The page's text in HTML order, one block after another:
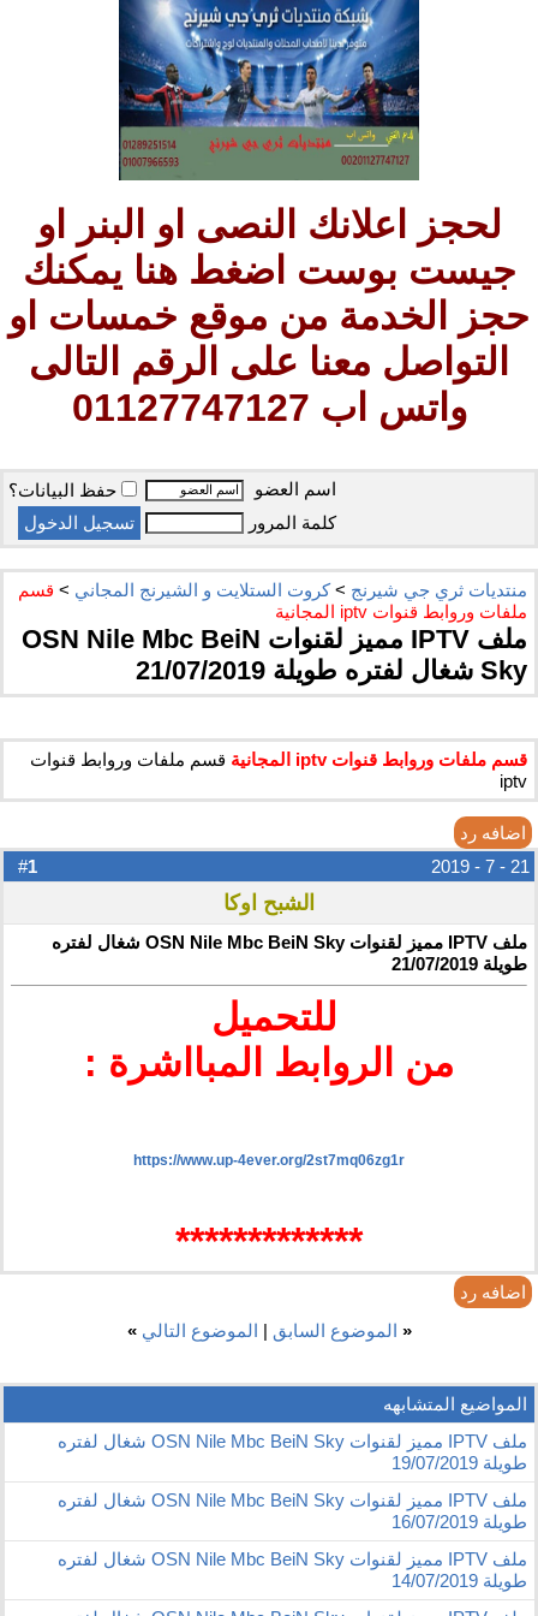
لحجز اعلانك النصى او البنر او
جيست بوست اضغط هنا يمكنك
حجز الخدمة من موقع خمسات او
التواصل معنا على الرقم التالى
واتس اب 01127747127
اسم العضو
حفظ البيانات؟
كلمة المرور
منتديات ثري جي شيرنج >كروت الستلايت و الشيرنج المجاني > قسم
ملفات وروابط قنوات iptv المجانية
ملف IPTV مميز لقنوات OSN Nile Mbc BeiN
Sky شغال لفتره طويلة 21/07/2019
قسم ملفات وروابط قنوات iptv المجانية
قسم ملفات وروابط قنوات
iptv
اضافه رد
1 21 - 7 - 2019
الشبح اوكا
ملف IPTV مميز لقنوات OSN Nile Mbc BeiN Sky شغال لفتره
طويلة 21/07/2019
للتحميل ​
من الروابط المبااشرة :
https://www.up-4ever.org/2st7mq06zg1r
*************​
اضافه رد
« الموضوع السابق | الموضوع التالي »
المواضيع المتشابهه
ملف IPTV مميز لقنوات OSN Nile Mbc BeiN Sky شغال لفتره
طويلة 19/07/2019
ملف IPTV مميز لقنوات OSN Nile Mbc BeiN Sky شغال لفتره
طويلة 16/07/2019
ملف IPTV مميز لقنوات OSN Nile Mbc BeiN Sky شغال لفتره
طويلة 14/07/2019